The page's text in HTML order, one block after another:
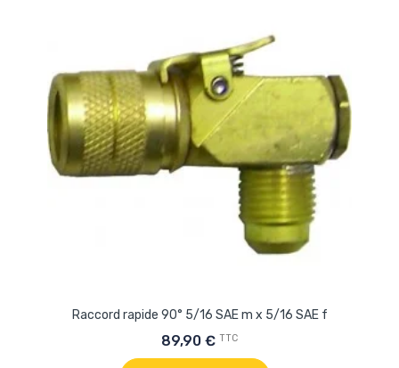
Raccord rapide 90° 5/16 SAE m x 5/16 SAE f
89,90 € TTC